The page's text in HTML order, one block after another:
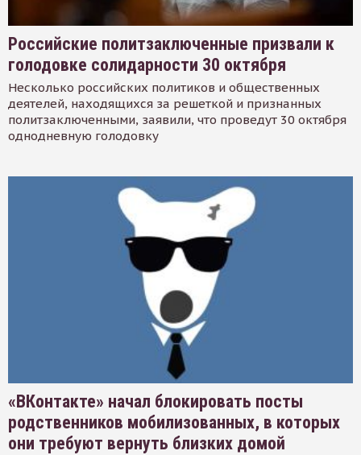
Российские политзаключенные призвали к
голодовке солидарности 30 октября
Несколько российских политиков и общественных
деятелей, находящихся за решеткой и признанных
политзаключенными, заявили, что проведут 30 октября
однодневную голодовку
«ВКонтакте» начал блокировать посты
родственников мобилизованных, в которых
они требуют вернуть близких домой